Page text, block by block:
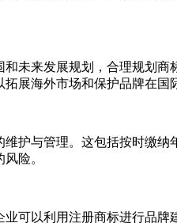
未来发展规划，合理规划
展海外市场和保护品牌在国
护与管理。这包括按时缴
险。
可以利用注册商标进行品